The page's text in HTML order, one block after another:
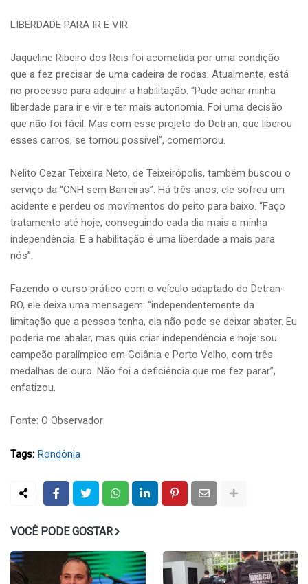
LIBERDADE PARA IR E VIR
Jaqueline Ribeiro dos Reis foi acometida por uma condição
que a fez precisar de uma cadeira de rodas. Atualmente, está
no processo para adquirir a habilitação. “Pude achar minha
liberdade para ir e vir e ter mais autonomia. Foi uma decisão
que não foi fácil. Mas com esse projeto do Detran, que liberou
esses carros, se tornou possível”, comemorou.
Nelito Cezar Teixeira Neto, de Teixeirópolis, também buscou o
serviço da “CNH sem Barreiras”. Há três anos, ele sofreu um
acidente e perdeu os movimentos do peito para baixo. “Faço
tratamento até hoje, conseguindo cada dia mais a minha
independência. E a habilitação é uma liberdade a mais para
nós”.
Fazendo o curso prático com o veículo adaptado do Detran-
RO, ele deixa uma mensagem: “independentemente da
limitação que a pessoa tenha, ela não pode se deixar abater. Eu
poderia me abalar, mas quis criar independência e hoje sou
campeão paralímpico em Goiânia e Porto Velho, com três
medalhas de ouro. Não foi a deficiência que me fez parar”,
enfatizou.
Fonte: O Observador
Tags: Rondônia
VOCÊ PODE GOSTAR